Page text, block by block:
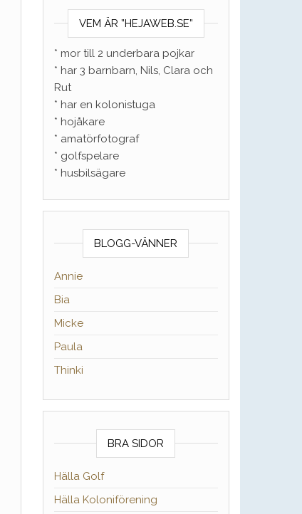
VEM ÄR ”HEJAWEB.SE”
* mor till 2 underbara pojkar
* har 3 barnbarn, Nils, Clara och
Rut
* har en kolonistuga
* hojåkare
* amatörfotograf
* golfspelare
* husbilsägare
BLOGG-VÄNNER
Annie
Bia
Micke
Paula
Thinki
BRA SIDOR
Hälla Golf
Hälla Koloniförening